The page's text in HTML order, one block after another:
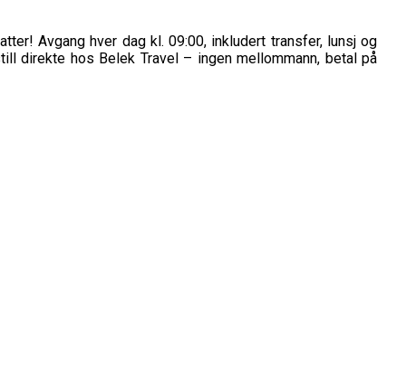
Avgang hver dag kl. 09:00, inkludert transfer, lunsj og
direkte hos Belek Travel – ingen mellommann, betal på